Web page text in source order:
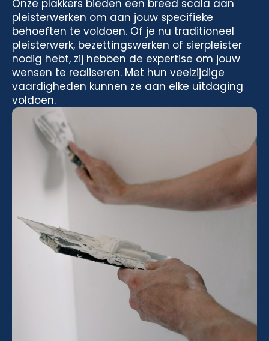
Onze plakkers bieden een breed scala aan
pleisterwerken om aan jouw specifieke
behoeften te voldoen. Of je nu traditioneel
pleisterwerk, bezettingswerken of sierpleister
nodig hebt, zij hebben de expertise om jouw
wensen te realiseren. Met hun veelzijdige
vaardigheden kunnen ze aan elke uitdaging
voldoen.